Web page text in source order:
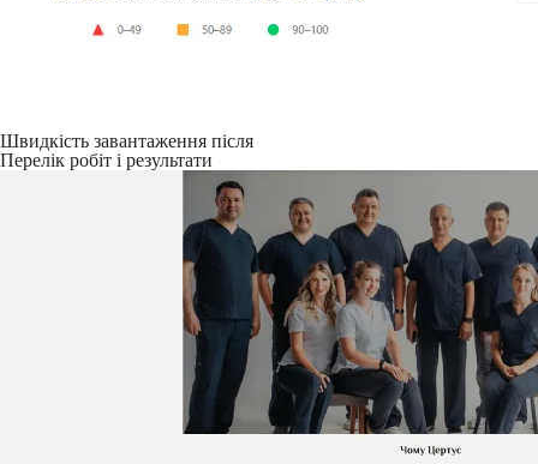
Швидкість завантаження після
Перелік робіт і результати